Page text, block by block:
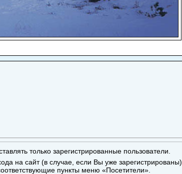
только зарегистрированные пользователи.
на сайт (в случае, если Вы уже зарегистрированы)
пункты меню «Посетители».